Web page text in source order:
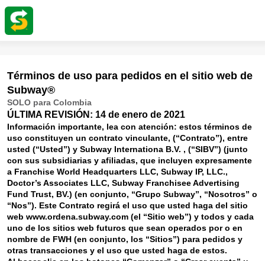
Términos de uso para pedidos en el sitio web de
Subway®
SOLO para Colombia
ÚLTIMA REVISIÓN: 14 de enero de 2021
Información importante, lea con atención: estos términos de
uso constituyen un contrato vinculante, (“Contrato”), entre
usted (“Usted”) y Subway Internationa B.V. , (“SIBV”) (junto
con sus subsidiarias y afiliadas, que incluyen expresamente
a Franchise World Headquarters LLC, Subway IP, LLC.,
Doctor’s Associates LLC, Subway Franchisee Advertising
Fund Trust, BV.) (en conjunto, “Grupo Subway”, “Nosotros” o
“Nos”). Este Contrato regirá el uso que usted haga del sitio
web www.ordena.subway.com (el “Sitio web”) y todos y cada
uno de los sitios web futuros que sean operados por o en
nombre de FWH (en conjunto, los “Sitios”) para pedidos y
otras transacciones y el uso que usted haga de estos.